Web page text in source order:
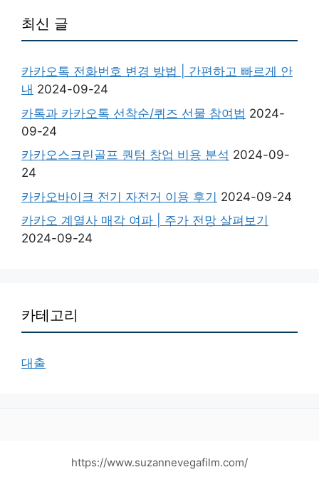
최신 글
카카오톡 전화번호 변경 방법 | 간편하고 빠르게 안
내 2024-09-24
카톡과 카카오톡 선착순/퀴즈 선물 참여법 2024-
09-24
카카오스크린골프 퀀텀 창업 비용 분석 2024-09-
24
카카오바이크 전기 자전거 이용 후기 2024-09-24
카카오 계열사 매각 여파 | 주가 전망 살펴보기
2024-09-24
카테고리
대출
https://www.suzannevegafilm.com/